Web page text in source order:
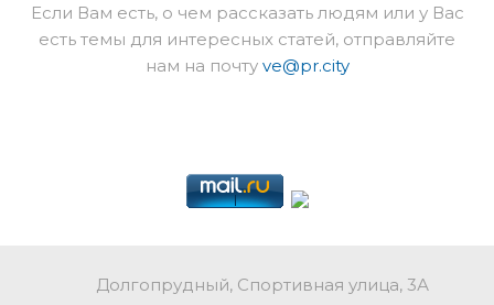
Если Вам есть, о чем рассказать людям или у Вас
есть темы для интересных статей, отправляйте
нам на почту ve@pr.city
Долгопрудный, Спортивная улица, 3А